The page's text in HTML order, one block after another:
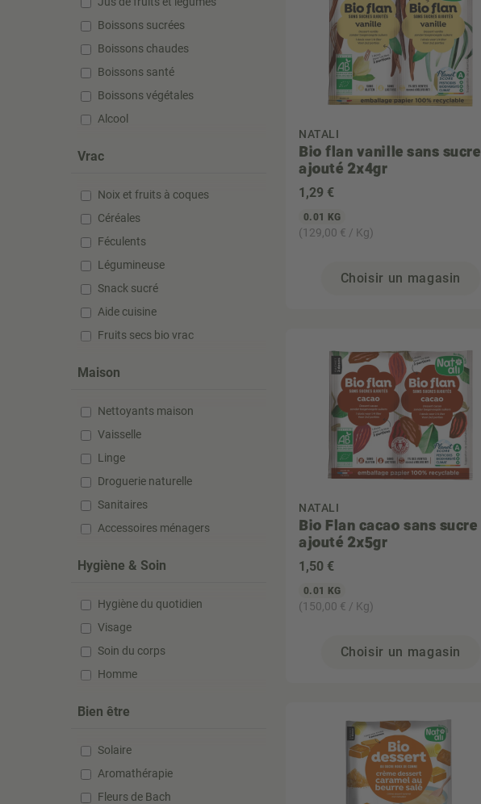
Boissons sucrées
Boissons chaudes
Boissons santé
Boissons végétales
Alcool
Vrac
Noix et fruits à coques
Céréales
Féculents
Légumineuse
Snack sucré
Aide cuisine
Fruits secs bio vrac
Maison
Nettoyants maison
Vaisselle
Linge
Droguerie naturelle
Sanitaires
Accessoires ménagers
Hygiène & Soin
Hygiène du quotidien
Visage
Soin du corps
Homme
Bien être
Solaire
Aromathérapie
Fleurs de Bach
NATALI
Bio flan vanille sans sucre
ajouté 2x4gr
1 ,29 €
0.01 KG
(129,00 € / Kg)
Choisir un magasin
NATALI
Bio Flan cacao sans sucre
ajouté 2x5gr
1 ,50 €
0.01 KG
(150,00 € / Kg)
Choisir un magasin